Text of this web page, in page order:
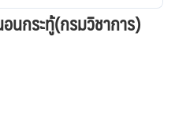
นกระทู้(กรมวิชาการ)